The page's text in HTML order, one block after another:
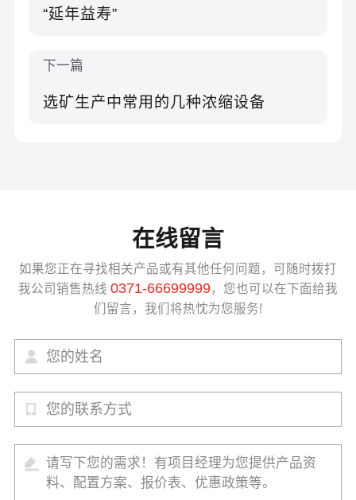
“延年益寿”
下一篇
选矿生产中常用的几种浓缩设备
在线留言
如果您正在寻找相关产品或有其他任何问题，可随时拨打
我公司销售热线 0371-66699999，您也可以在下面给我
们留言，我们将热忱为您服务!